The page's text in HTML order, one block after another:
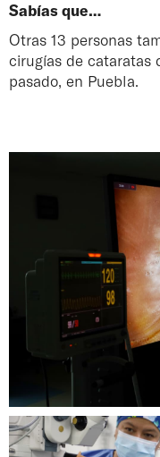
Sabías que…
Otras 13 personas
cirugías de cataratas
pasado, en Puebla.